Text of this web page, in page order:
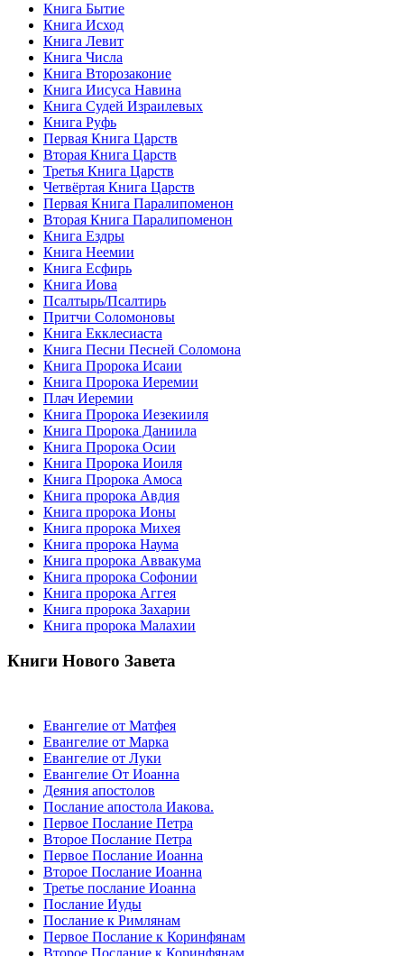
Книга Бытие
Книга Исход
Книга Левит
Книга Числа
Книга Второзаконие
Книга Иисуса Навина
Книга Судей Израилевых
Книга Руфь
Первая Книга Царств
Вторая Книга Царств
Третья Книга Царств
Четвёртая Книга Царств
Первая Книга Паралипоменон
Вторая Книга Паралипоменон
Книга Ездры
Книга Неемии
Книга Есфирь
Книга Иова
Псалтырь/Псалтирь
Притчи Соломоновы
Книга Екклесиаста
Книга Песни Песней Соломона
Книга Пророка Исаии
Книга Пророка Иеремии
Плач Иеремии
Книга Пророка Иезекииля
Книга Пророка Даниила
Книга Пророка Осии
Книга Пророка Иоиля
Книга Пророка Амоса
Книга пророка Авдия
Книга пророка Ионы
Книга пророка Михея
Книга пророка Наума
Книга пророка Аввакума
Книга пророка Софонии
Книга пророка Аггея
Книга пророка Захарии
Книга пророка Малахии
Книги Нового Завета
Евангелие от Матфея
Евангелие от Марка
Евангелие от Луки
Евангелие От Иоанна
Деяния апостолов
Послание апостола Иакова.
Первое Послание Петра
Второе Послание Петра
Первое Послание Иоанна
Второе Послание Иоанна
Третье послание Иоанна
Послание Иуды
Послание к Римлянам
Первое Послание к Коринфянам